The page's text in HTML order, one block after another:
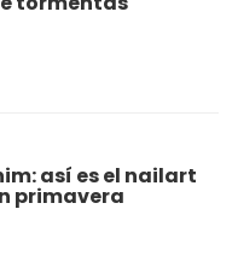
así es el nailart
primavera